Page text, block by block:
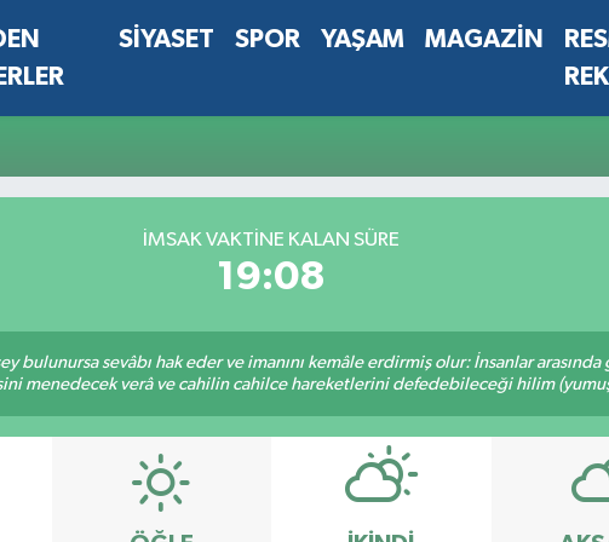
SİYASET SPOR YAŞAM MAGAZİN
İMSAK VAKTINE KALAN SÜRE
19:08
bulunursa sevâbı hak eder ve imanını kemâle erdirmiş olur: İnsanlar
menedecek verâ ve cahilin cahilce hareketlerini defedebileceği hilim